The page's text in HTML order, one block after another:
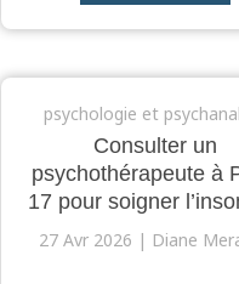
psychologie et
Consulter un
psychothérapeute à
17 pour soigner
27 Avr 2026 Diane